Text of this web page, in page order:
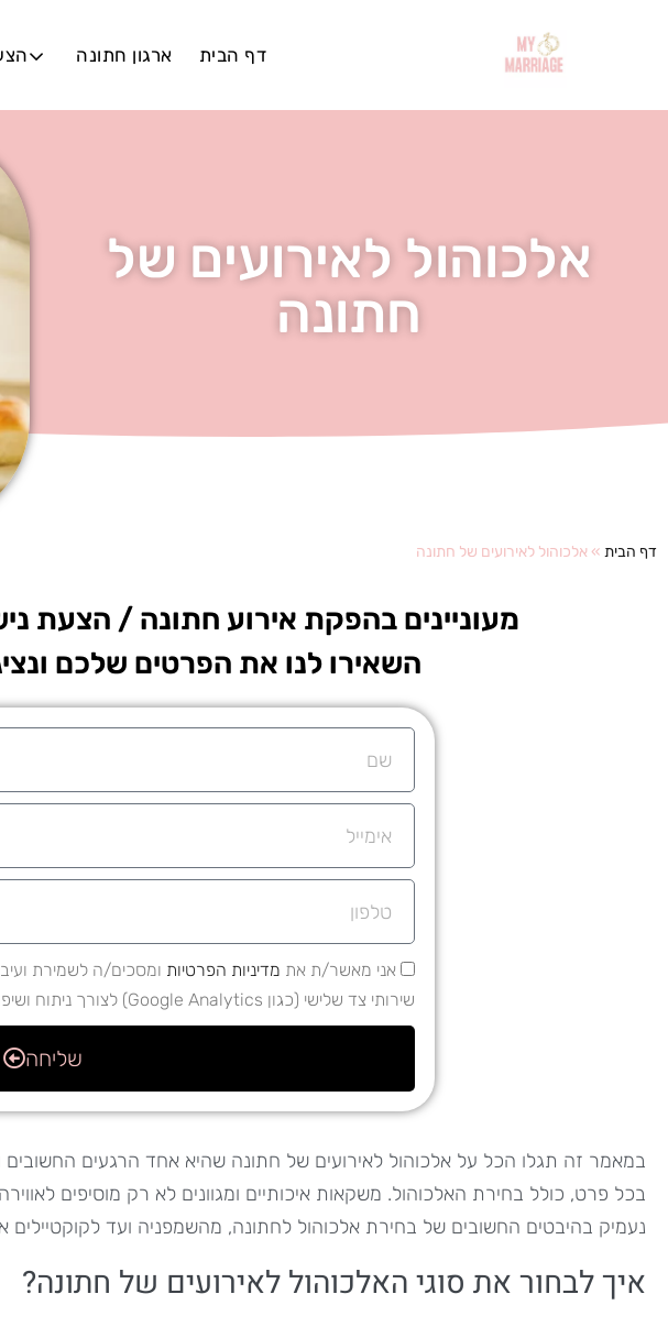
דף הבית ארגון חתונה
אלכוהול לאירועים של
חתונה
דף הבית » אלכוהול לאירועים של חתונה
מעוניינים בהפקת אירוע חתונה / הצעת
השאירו לנו את הפרטים שלכם
אני מאשר/ת את מדיניות הפרטיות ומסכים/ה לשמירת
שירותי צד שלישי (כגון Google Analytics) לצורך ניתוח ושיפור השירות.
שליחה
במאמר זה תגלו הכל על אלכוהול לאירועים של חתונה שהיא אחד הרגעים
בכל פרט, כולל בחירת האלכוהול. משקאות איכותיים ומגוונים לא רק מוסיפים
נעמיק בהיבטים החשובים של בחירת אלכוהול לחתונה, מהשמפניה ועד לקוקטיילים
איך לבחור את סוגי האלכוהול לאירועים של חתונה?